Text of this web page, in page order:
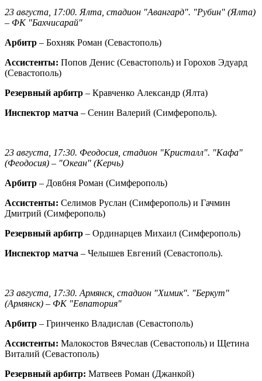
23 августа, 17:00. Ялта, стадион "Авангард". "Рубин" (Ялта)
– ФК "Бахчисарай"
Арбитр – Бохняк Роман (Севастополь)
Ассистенты: Попов Денис (Севастополь) и Горохов Эдуард
(Севастополь)
Резервный арбитр – Кравченко Александр (Ялта)
Инспектор матча – Сенин Валерий (Симферополь).
23 августа, 17:30. Феодосия, стадион "Кристалл". "Кафа"
(Феодосия) – "Океан" (Керчь)
Арбитр – Довбня Роман (Симферополь)
Ассистенты: Селимов Руслан (Симферополь) и Гачмин
Дмитрий (Симферополь)
Резервный арбитр – Ординарцев Михаил (Симферополь)
Инспектор матча – Челышев Евгений (Севастополь).
23 августа, 17:30. Армянск, стадион "Химик". "Беркут"
(Армянск) – ФК "Евпатория"
Арбитр – Гринченко Владислав (Севастополь)
Ассистенты: Малокостов Вячеслав (Севастополь) и Щетина
Виталий (Севастополь)
Резервный арбитр: Матвеев Роман (Джанкой)